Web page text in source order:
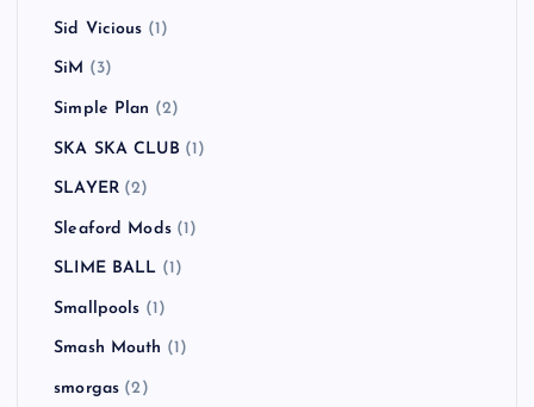
Sid Vicious (1)
SiM (3)
Simple Plan (2)
SKA SKA CLUB (1)
SLAYER(2)
Sleaford Mods(1)
SLIME BALL (1)
Smallpools (1)
Smash Mouth (1)
smorgas (2)